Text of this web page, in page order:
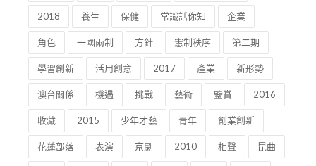
2018 養生 保健 常識話你知 企業
角色 一國兩制 方針 憲制秩序 第二期
學習創新 活用創意 2017 產業 新形勢
澳台關係 機遇 挑戰 藝術 鑒賞 2016
收藏 2015 少年才藝 青年 創業創新
花蓮部落 表演 京劇 2010 相聲 昆曲